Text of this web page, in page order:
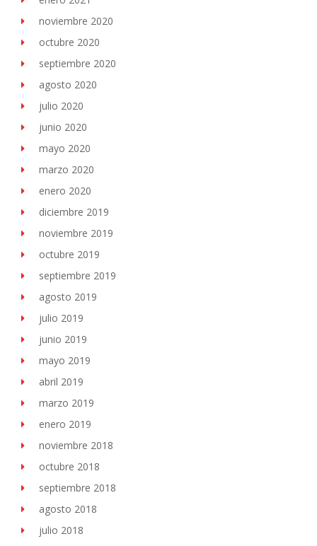
noviembre 2020
octubre 2020
septiembre 2020
agosto 2020
julio 2020
junio 2020
mayo 2020
marzo 2020
enero 2020
diciembre 2019
noviembre 2019
octubre 2019
septiembre 2019
agosto 2019
julio 2019
junio 2019
mayo 2019
abril 2019
marzo 2019
enero 2019
noviembre 2018
octubre 2018
septiembre 2018
agosto 2018
julio 2018